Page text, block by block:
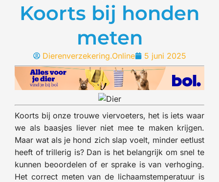
Koorts bij honden
meten
Dierenverzekering.Online 5 juni 2025
Koorts bij onze trouwe viervoeters, het is iets waar
we als baasjes liever niet mee te maken krijgen.
Maar wat als je hond zich slap voelt, minder eetlust
heeft of trillerig is? Dan is het belangrijk om snel te
kunnen beoordelen of er sprake is van verhoging.
Het correct meten van de lichaamstemperatuur is